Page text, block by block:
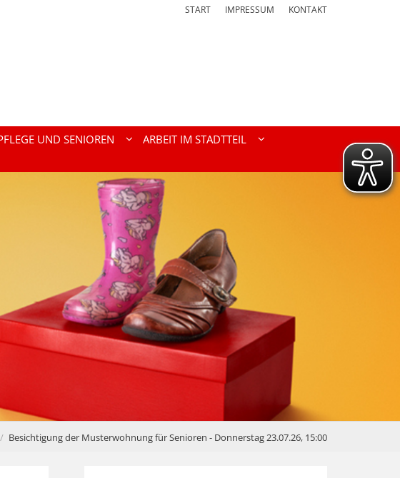
START IMPRESSUM KONTAKT
UND SENIOREN
ARBEIT IM STADTTEIL
Besichtigung der Musterwohnung für Senioren - Donnerstag 23.07.26, 15:00